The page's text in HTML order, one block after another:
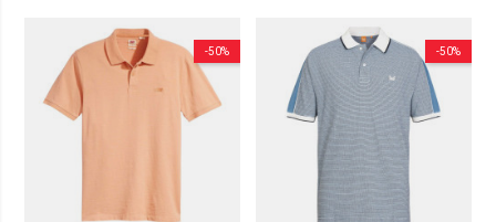
-50% -50%